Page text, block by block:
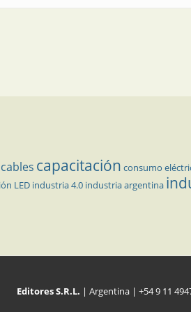
cables capacitación consumo
LED industria 4.0 industria argentina
Editores S.R.L. | Argentina | +54 9 11